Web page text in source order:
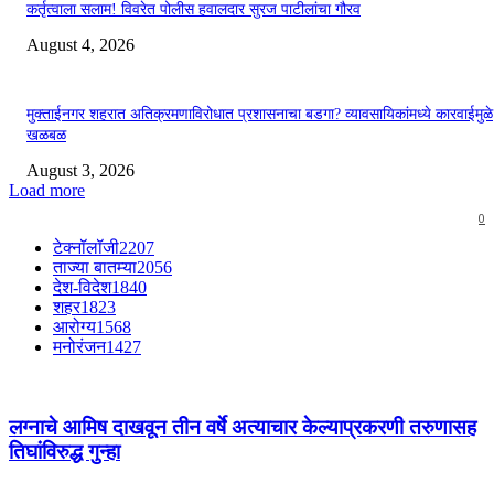
कर्तृत्वाला सलाम! विवरेत पोलीस हवालदार सुरज पाटीलांचा गौरव
August 4, 2026
मुक्ताईनगर शहरात अतिक्रमणाविरोधात प्रशासनाचा बडगा? व्यावसायिकांमध्ये कारवाईमुळे
खळबळ
August 3, 2026
Load more
0
टेक्नॉलॉजी2207
ताज्या बातम्या2056
देश-विदेश1840
शहर1823
आरोग्य1568
मनोरंजन1427
लग्नाचे आमिष दाखवून तीन वर्षे अत्याचार केल्याप्रकरणी तरुणासह
तिघांविरुद्ध गुन्हा